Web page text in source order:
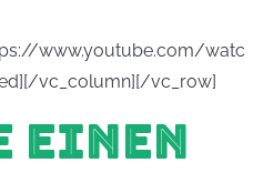
www.youtube.com/watc
vc_column][/vc_row]
EINEN